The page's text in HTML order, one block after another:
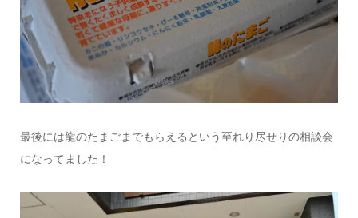
最後には龍のたまごまでもらえるという至れり尽せりの相談会
になってました！
情報提供をする！ 広告掲載について ランチ特集！